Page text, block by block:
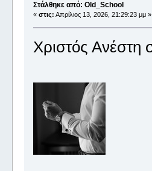
Στάλθηκε από: Old_School
« στις: Απρίλιος 13, 2026, 21:29:23 μμ »
Χριστός Ανέστη